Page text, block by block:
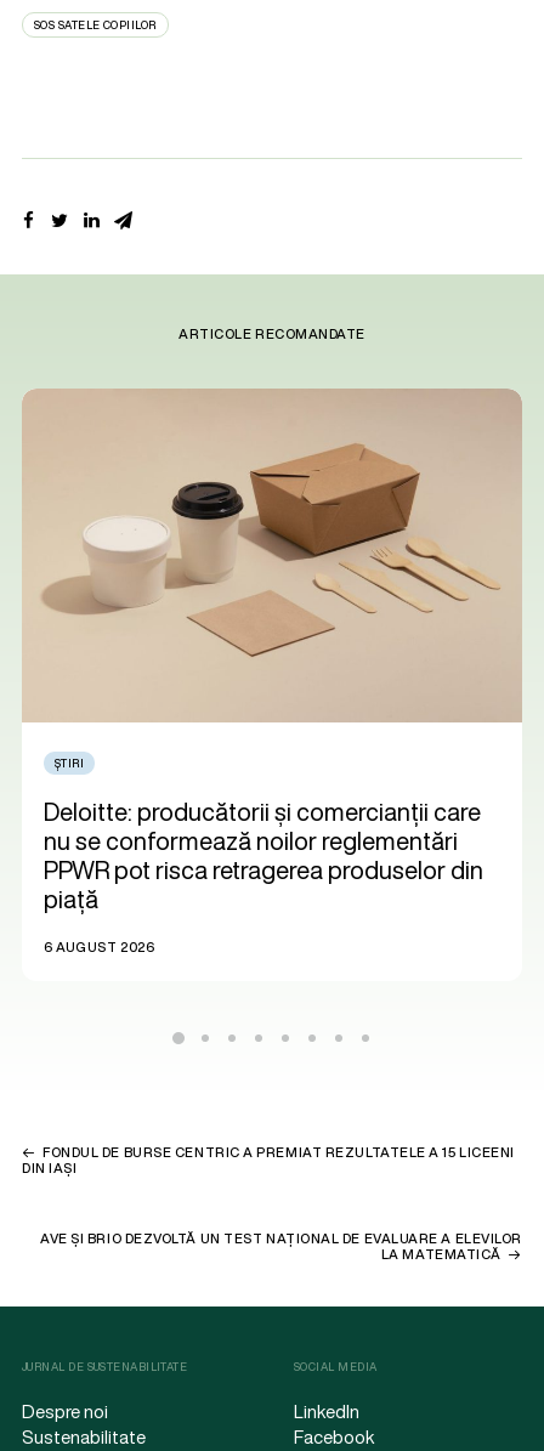
SOS SATELE COPIILOR
ARTICOLE RECOMANDATE
ȘTIRI
Deloitte: producătorii și comercianții care
nu se conformează noilor reglementări
PPWR pot risca retragerea produselor din
piață
6 AUGUST 2026
FONDUL DE BURSE CENTRIC A PREMIAT REZULTATELE A 15 LICEENI
DIN IAȘI
AVE ȘI BRIO DEZVOLTĂ UN TEST NAȚIONAL DE EVALUARE A ELEVILOR
LA MATEMATICĂ
JURNAL DE SUSTENABILITATE
Despre noi
Sustenabilitate
SOCIAL MEDIA
LinkedIn
Facebook